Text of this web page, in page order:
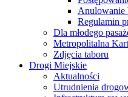
Anulowanie
Regulamin
Dla młodego
Metropolitalna
Zdjęcia taboru
Drogi Miejskie
Aktualności
Utrudnienia